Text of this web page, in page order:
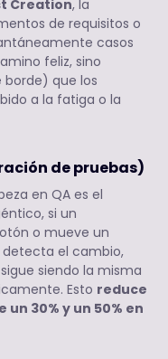
Creation, la
de requisitos o
casos
feliz, sino
borde) que los
a la fatiga o la
de pruebas)
en QA es el
si un
o mueve un
el cambio,
siendo la misma
Esto reduce
30% y un 50% en